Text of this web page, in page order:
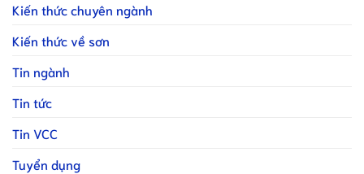
Kiến thức chuyên ngành
Kiến thức về sơn
Tin ngành
Tin tức
Tin VCC
Tuyển dụng